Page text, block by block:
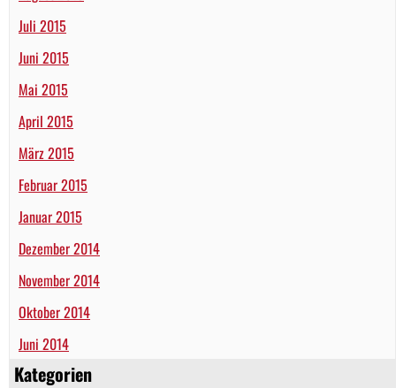
Juli 2015
Juni 2015
Mai 2015
April 2015
März 2015
Februar 2015
Januar 2015
Dezember 2014
November 2014
Oktober 2014
Juni 2014
Kategorien